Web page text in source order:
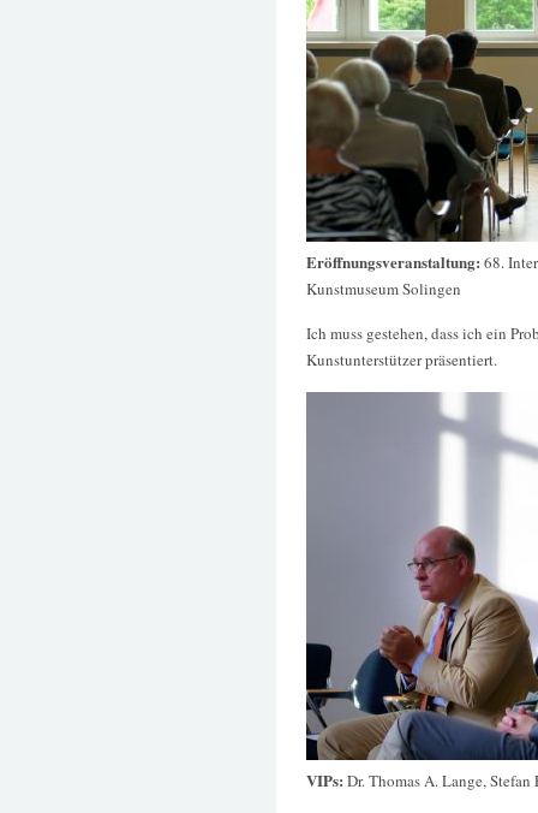
Eröffnungsveranstaltung: 68.
Kunstmuseum Solingen
Ich muss gestehen, dass ich ein
Kunstunterstützer präsentiert.
VIPs: Dr. Thomas A. Lange,